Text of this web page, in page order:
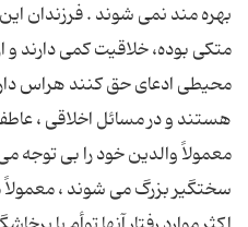
بهره مند نمی شوند . فرزندان
متكی بوده، خلاقیت كمی دارند و
محیطی ادعای حق كنند هراس
هستند و در مسائل اخلاقی ،
معمولاً والدین خود را بی توجه
سختگیر بزرگ می شوند ، معمولاً